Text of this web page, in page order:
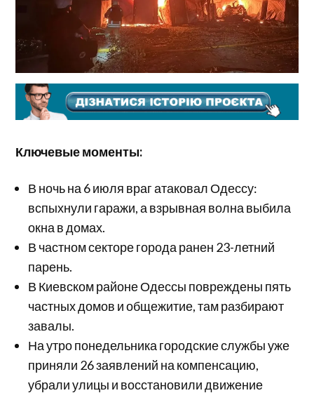
Ключевые моменты:
В ночь на 6 июля враг атаковал Одессу:
вспыхнули гаражи, а взрывная волна выбила
окна в домах.
В частном секторе города ранен 23-летний
парень.
В Киевском районе Одессы повреждены пять
частных домов и общежитие, там разбирают
завалы.
На утро понедельника городские службы уже
приняли 26 заявлений на компенсацию,
убрали улицы и восстановили движение